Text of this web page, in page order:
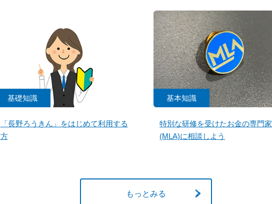
基礎知識
「長野ろうきん」をはじめて利用する
方
基本知識
特別な研修を受けたお金の専門家
(MLA)に相談しよう
もっとみる